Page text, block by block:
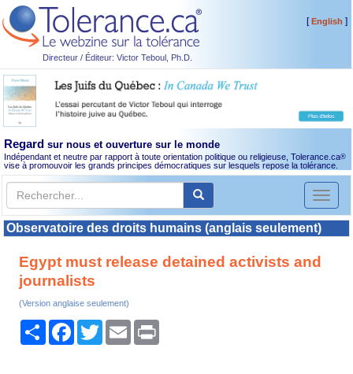
Directeur / Éditeur: Victor Teboul, Ph.D.
[English ]
Regard sur nous et ouverture sur le monde
Indépendant et neutre par rapport à toute orientation politique ou religieuse, Tolerance.ca®
vise à promouvoir les grands principes démocratiques sur lesquels repose la tolérance.
Toggle
Observatoire des droits humains (anglais seulement)
Egypt must release detained activists and
journalists
(Version anglaise seulement)
PartagerFacebook
TwitterEmail